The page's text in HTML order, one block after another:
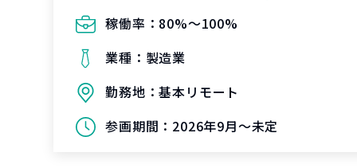
稼働率： 80%〜100%
業種： 製造業
勤務地：基本リモート
参画期間： 2026年9月～未定